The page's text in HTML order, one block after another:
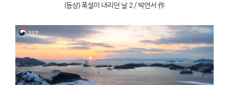
(동상) 폭설이 내리던 날 2 / 박연서 作